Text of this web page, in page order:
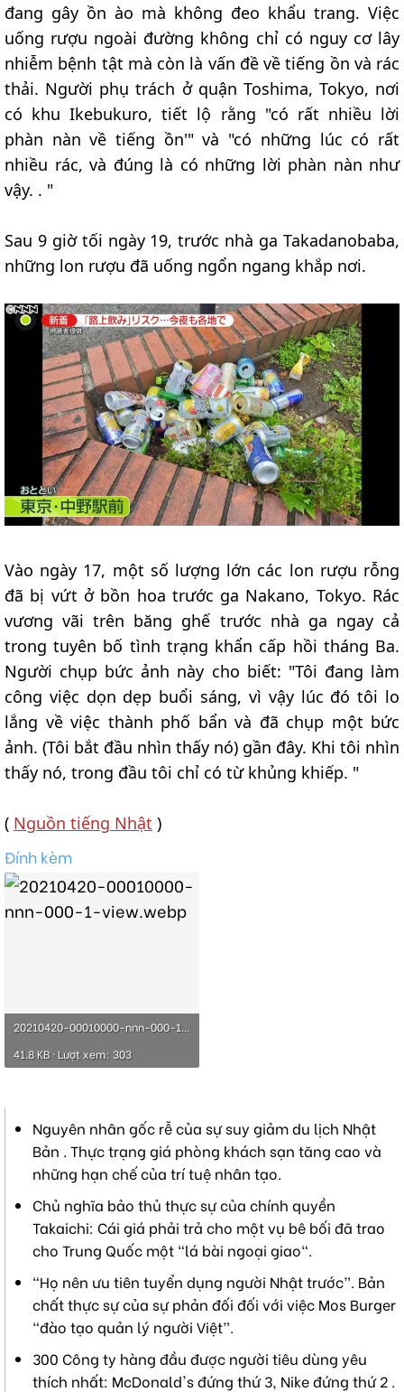
đang gây ồn ào mà không đeo khẩu trang. Việc
uống rượu ngoài đường không chỉ có nguy cơ lây
nhiễm bệnh tật mà còn là vấn đề về tiếng ồn và rác
thải. Người phụ trách ở quận Toshima, Tokyo, nơi
có khu Ikebukuro, tiết lộ rằng "có rất nhiều lời
phàn nàn về tiếng ồn'" và "có những lúc có rất
nhiều rác, và đúng là có những lời phàn nàn như
vậy. . "
Sau 9 giờ tối ngày 19, trước nhà ga Takadanobaba,
những lon rượu đã uống ngổn ngang khắp nơi.
Vào ngày 17, một số lượng lớn các lon rượu rỗng
đã bị vứt ở bồn hoa trước ga Nakano, Tokyo. Rác
vương vãi trên băng ghế trước nhà ga ngay cả
trong tuyên bố tình trạng khẩn cấp hồi tháng Ba.
Người chụp bức ảnh này cho biết: "Tôi đang làm
công việc dọn dẹp buổi sáng, vì vậy lúc đó tôi lo
lắng về việc thành phố bẩn và đã chụp một bức
ảnh. (Tôi bắt đầu nhìn thấy nó) gần đây. Khi tôi nhìn
thấy nó, trong đầu tôi chỉ có từ khủng khiếp. "
( Nguồn tiếng Nhật )
Đính kèm
20210420-00010000-nnn-000-1-view.webp
41.8 KB · Lượt xem: 303
Nguyên nhân gốc rễ của sự suy giảm du lịch Nhật
Bản . Thực trạng giá phòng khách sạn tăng cao và
những hạn chế của trí tuệ nhân tạo.
Chủ nghĩa bảo thủ thực sự của chính quyền
Takaichi: Cái giá phải trả cho một vụ bê bối đã trao
cho Trung Quốc một "lá bài ngoại giao".
“Họ nên ưu tiên tuyển dụng người Nhật trước”. Bản
chất thực sự của sự phản đối đối với việc Mos Burger
“đào tạo quản lý người Việt”.
300 Công ty hàng đầu được người tiêu dùng yêu
thích nhất: McDonald's đứng thứ 3, Nike đứng thứ 2 .